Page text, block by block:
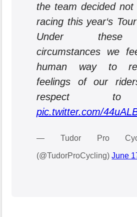
the team decided not
racing this year‘s
Under these
circumstances we
human way to
feelings of our
respect to
pic.twitter.com/
— Tudor Pro
(@TudorProCycling)June